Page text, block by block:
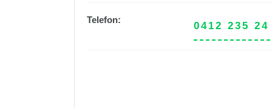
Telefon:
0412 235 24